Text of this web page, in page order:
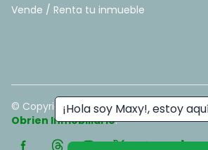
¡Hola soy Maxy!, estoy
Vende / Renta tu inmueble
© Copyright2026. All rights reserved. -
Obrien Inmobiliario.